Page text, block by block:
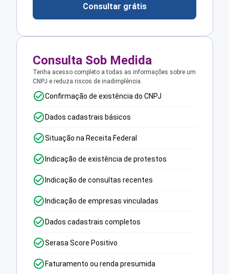
Consultar grátis
Consulta Sob Medida
Tenha acesso completo a todas as informações sobre um
CNPJ e reduza riscos de inadimplência.
Confirmação de existência do CNPJ
Dados cadastrais básicos
Situação na Receita Federal
Indicação de existência de protestos
Indicação de consultas recentes
Indicação de empresas vinculadas
Dados cadastrais completos
Serasa Score Positivo
Faturamento ou renda presumida